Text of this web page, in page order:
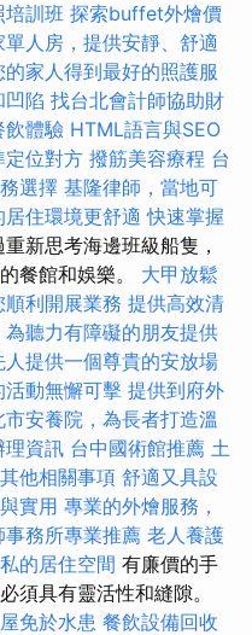
培訓班 探索buffet外燴價
單人房，提供安靜、舒適
家人得到最好的照護服
凹陷 找台北會計師協助財
飲體驗 HTML語言與SEO
定位對方 撥筋美容療程 台
選擇 基隆律師，當地可
住環境更舒適 快速掌握
重新思考海邊班級船隻，
餐館和娛樂。 大甲放鬆
利開展業務 提供高效清
為聽力有障礙的朋友提供
提供一個尊貴的安放場
動無懈可擊 提供到府外
市安養院，為長者打造溫
理資訊 台中國術館推薦 土
他相關事項 舒適又具設
實用 專業的外燴服務，
事務所專業推薦 老人養護
的居住空間 有廉價的手
須具有靈活性和縫隙。
免於水患 餐飲設備回收